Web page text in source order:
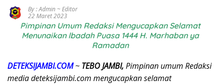
By : Admin ~ Editor
22 Maret 2023
Pimpinan Umum Redaksi Mengucapkan Selamat
Menunaikan lbadah Puasa 1444 H. Marhaban ya
Ramadan
DETEKSIJAMBI.COM~ TEBO JAMBI, Pimpinan umum Redaksi
media deteksijambi.com mengucapkan selamat